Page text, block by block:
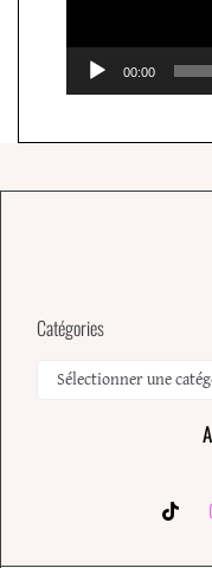
00:00
Catégories